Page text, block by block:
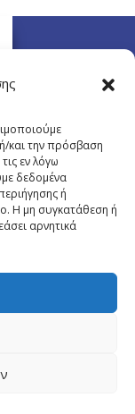
και την πρόσβαση
εν λόγω
δεδομένα
ή
Η μη συγκατάθεση ή
αρνητικά
Hosted by